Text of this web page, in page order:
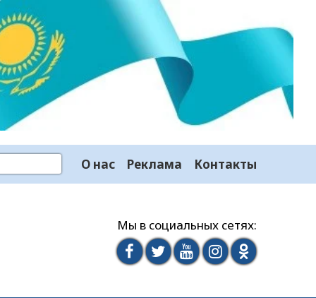
О нас Реклама Контакты
Мы в социальных сетях: